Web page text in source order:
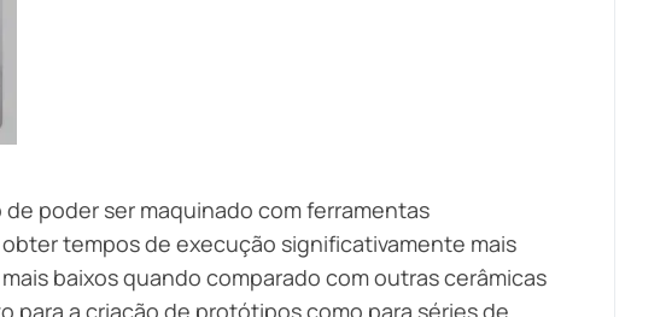
poder ser maquinado com ferramentas
tempos de execução significativamente mais
baixos quando comparado com outras cerâmicas